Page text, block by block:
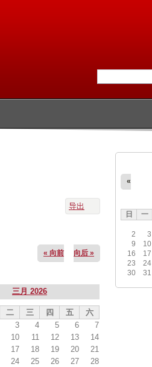
« 向前 向后 »
导出
三月 2026
二 三 四 五
六
3 4 5 6
7
10 11 12 13
14
17 18 19 20
21
24 25 26 27
28
«
日 一
2
3
9
10
16
17
23
24
30
31